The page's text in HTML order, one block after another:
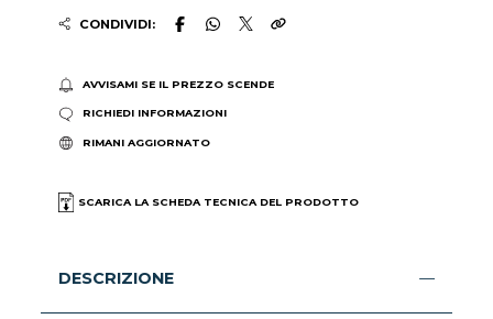
CONDIVIDI:
AVVISAMI SE IL PREZZO SCENDE
RICHIEDI INFORMAZIONI
RIMANI AGGIORNATO
SCARICA LA SCHEDA TECNICA DEL PRODOTTO
DESCRIZIONE